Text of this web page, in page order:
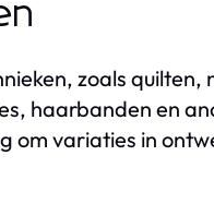
zoals quilten,
haarbanden en
om variaties in